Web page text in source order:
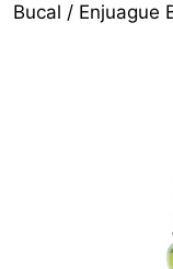
Bucal / Enjuague